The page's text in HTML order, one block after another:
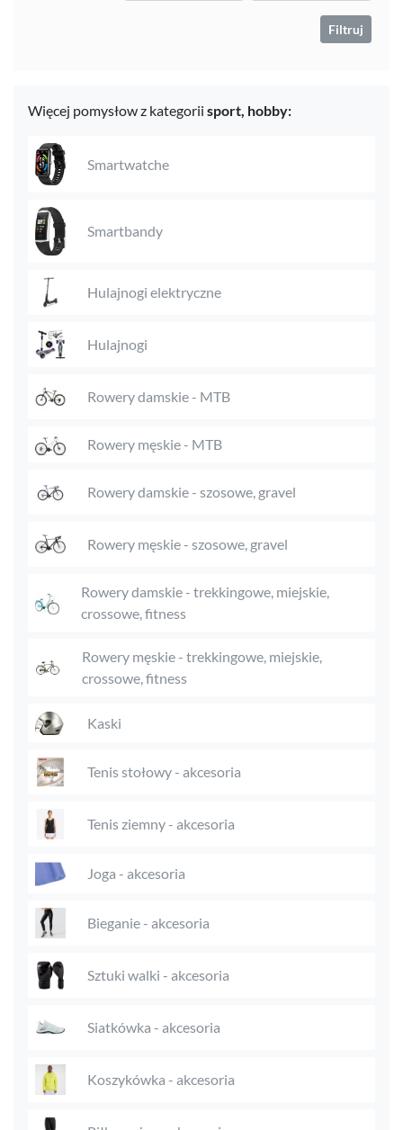
Filtruj
Więcej pomysłow z kategorii sport, hobby:
Smartwatche
Smartbandy
Hulajnogi elektryczne
Hulajnogi
Rowery damskie - MTB
Rowery męskie - MTB
Rowery damskie - szosowe, gravel
Rowery męskie - szosowe, gravel
Rowery damskie - trekkingowe, miejskie,
crossowe, fitness
Rowery męskie - trekkingowe, miejskie,
crossowe, fitness
Kaski
Tenis stołowy - akcesoria
Tenis ziemny - akcesoria
Joga - akcesoria
Bieganie - akcesoria
Sztuki walki - akcesoria
Siatkówka - akcesoria
Koszykówka - akcesoria